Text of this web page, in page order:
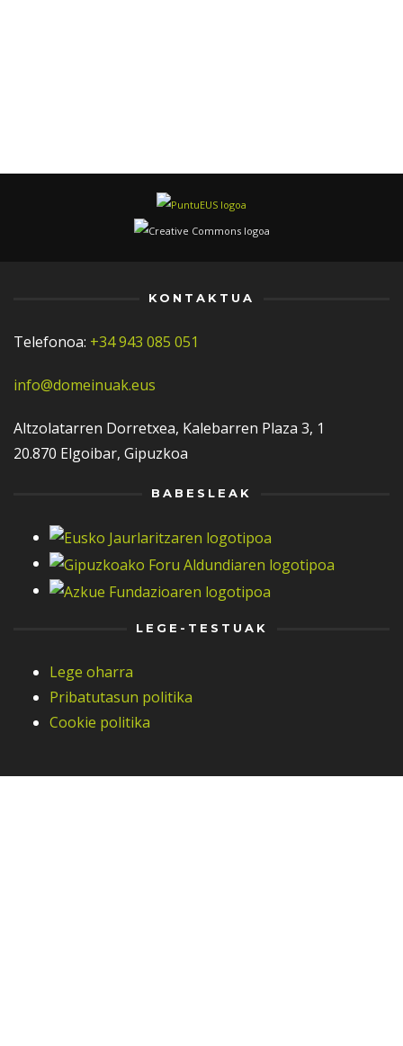
KONTAKTUA
Telefonoa: +34 943 085 051
info@domeinuak.eus
Altzolatarren Dorretxea, Kalebarren Plaza 3, 1
20.870 Elgoibar, Gipuzkoa
BABESLEAK
LEGE-TESTUAK
Lege oharra
Pribatutasun politika
Cookie politika